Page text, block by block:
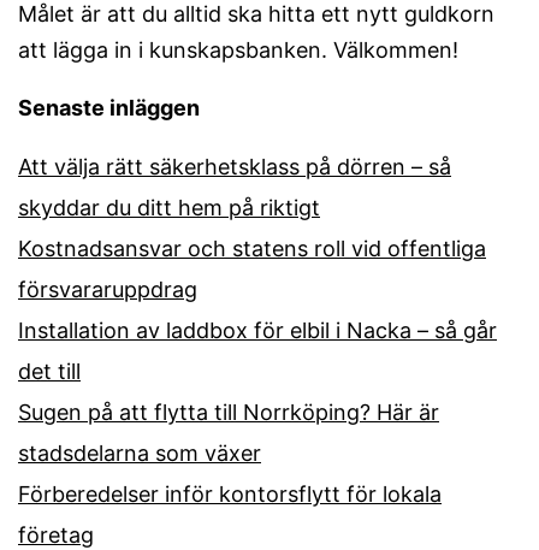
Målet är att du alltid ska hitta ett nytt guldkorn
att lägga in i kunskapsbanken. Välkommen!
Senaste inläggen
Att välja rätt säkerhetsklass på dörren – så
skyddar du ditt hem på riktigt
Kostnadsansvar och statens roll vid offentliga
försvararuppdrag
Installation av laddbox för elbil i Nacka – så går
det till
Sugen på att flytta till Norrköping? Här är
stadsdelarna som växer
Förberedelser inför kontorsflytt för lokala
företag